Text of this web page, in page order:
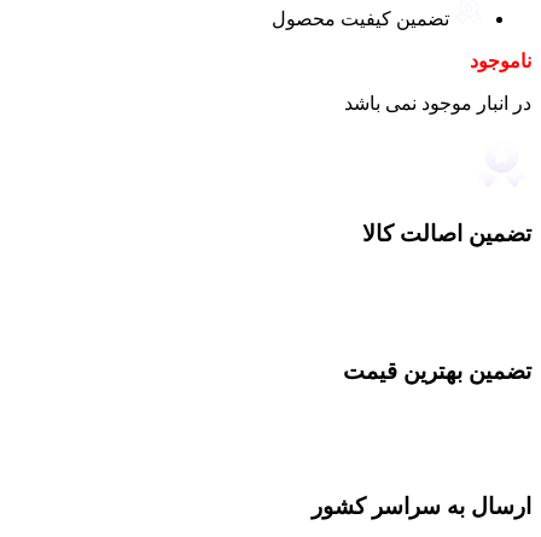
تضمین کیفیت محصول
ناموجود
در انبار موجود نمی باشد
تضمین اصالت کالا
تضمین بهترین قیمت
ارسال به سراسر کشور